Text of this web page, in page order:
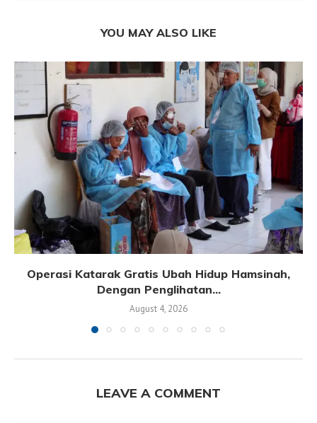
YOU MAY ALSO LIKE
Operasi Katarak Gratis Ubah Hidup Hamsinah,
Dengan Penglihatan...
August 4, 2026
LEAVE A COMMENT